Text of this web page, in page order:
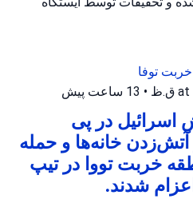
خربت توفا
• 13 ساعت پیش
اسرائیل در پی
خانه‌ها و حمله
خربت تووا در تیپ
شدند.